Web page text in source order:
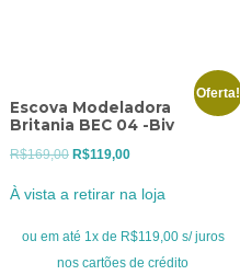
Oferta!
Escova Modeladora
Britania BEC 04 -Biv
R$169,00 O
era:
R$169,00.
R$119,00O
atual
é:
R$119,00.
À vista a retirar na loja
ou em até 1x de R$119,00 s/ juros
nos cartões de crédito